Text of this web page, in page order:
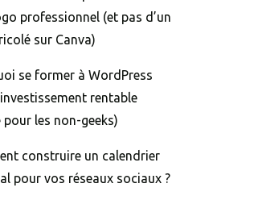
professionnel (et pas d’un
sur Canva)
se former à WordPress
rentable
pour les non-geeks)
construire un calendrier
pour vos réseaux sociaux ?